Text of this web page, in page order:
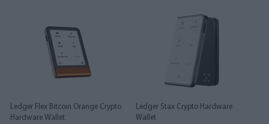
Ledger Flex Bitcoin Orange Crypto
Hardware Wallet
Ledger Stax Crypto Hardware
Wallet